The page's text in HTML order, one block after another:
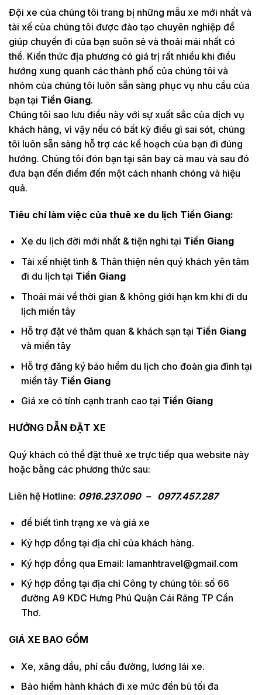
Đội xe của chúng tôi trang bị những mẫu xe mới nhất và
tài xế của chúng tôi được đào tạo chuyên nghiệp để
giúp chuyến đi của bạn suôn sẻ và thoải mái nhất có
thể. Kiến thức địa phương có giá trị rất nhiều khi điều
hướng xung quanh các thành phố của chúng tôi và
nhóm của chúng tôi luôn sẵn sàng phục vụ nhu cầu của
bạn tại Tiền Giang.
Chúng tôi sao lưu điều này với sự xuất sắc của dịch vụ
khách hàng, vì vậy nếu có bất kỳ điều gì sai sót, chúng
tôi luôn sẵn sàng hỗ trợ các kế hoạch của bạn đi đúng
hướng. Chúng tôi đón bạn tại sân bay cà mau và sau đó
đưa bạn đến điểm đến một cách nhanh chóng và hiệu
quả.
Tiêu chí làm việc của thuê xe du lịch Tiền Giang:
Xe du lịch đời mới nhất & tiện nghi tại Tiền Giang
Tài xế nhiệt tình & Thân thiện nên quý khách yên tâm
đi du lịch tại Tiền Giang
Thoải mái về thời gian & không giới hạn km khi đi du
lịch miền tây
Hỗ trợ đặt vé thăm quan & khách sạn tại Tiền Giang
và miền tây
Hỗ trợ đăng ký bảo hiểm du lịch cho đoàn gia đình tại
miền tây Tiền Giang
Giá xe có tính cạnh tranh cao tại Tiền Giang
HƯỚNG DẪN ĐẶT XE
Quý khách có thể đặt thuê xe trực tiếp qua website này
hoặc bằng các phương thức sau:
Liên hệ Hotline: 0916.237.090 – 0977.457.287
để biết tình trạng xe và giá xe
Ký hợp đồng tại địa chỉ của khách hàng.
Ký hợp đồng qua Email: lamanhtravel@gmail.com
Ký hợp đồng tại địa chỉ Công ty chúng tôi: số 66
đường A9 KDC Hưng Phú Quận Cái Răng TP Cần
Thơ.
GIÁ XE BAO GỒM
Xe, xăng dầu, phí cầu đường, lương lái xe.
Bảo hiểm hành khách đi xe mức đền bù tối đa